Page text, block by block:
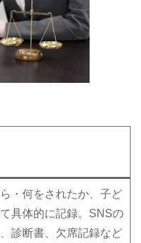
・何をされたか、子ど
具体的に記録。SNSの
診断書、欠席記録など